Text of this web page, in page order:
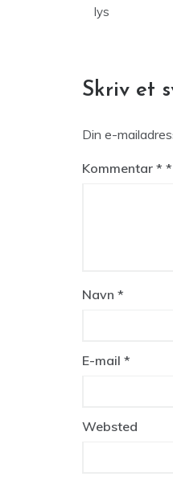
lys
Skriv et
Din e-
Kommentar *
Navn *
E-mail *
Websted